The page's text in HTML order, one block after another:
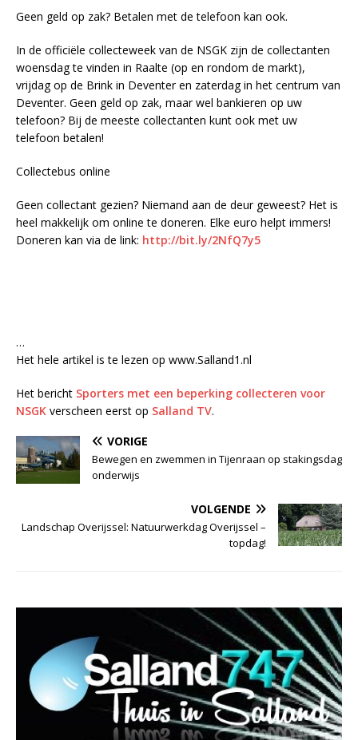
Geen geld op zak? Betalen met de telefoon kan ook.
In de officiële collecteweek van de NSGK zijn de collectanten
woensdag te vinden in Raalte (op en rondom de markt),
vrijdag op de Brink in Deventer en zaterdag in het centrum van
Deventer. Geen geld op zak, maar wel bankieren op uw
telefoon? Bij de meeste collectanten kunt ook met uw
telefoon betalen!
Collectebus online
Geen collectant gezien? Niemand aan de deur geweest? Het is
heel makkelijk om online te doneren. Elke euro helpt immers!
Doneren kan via de link: http://bit.ly/2NfQ7y5
…
Het hele artikel is te lezen op www.Salland1.nl
Het bericht Sporters met een beperking collecteren voor
NSGK verscheen eerst op Salland TV.
VORIGE
Bewegen en zwemmen in Tijenraan op stakingsdag
onderwijs
VOLGENDE
Landschap Overijssel: Natuurwerkdag Overijssel –
topdag!